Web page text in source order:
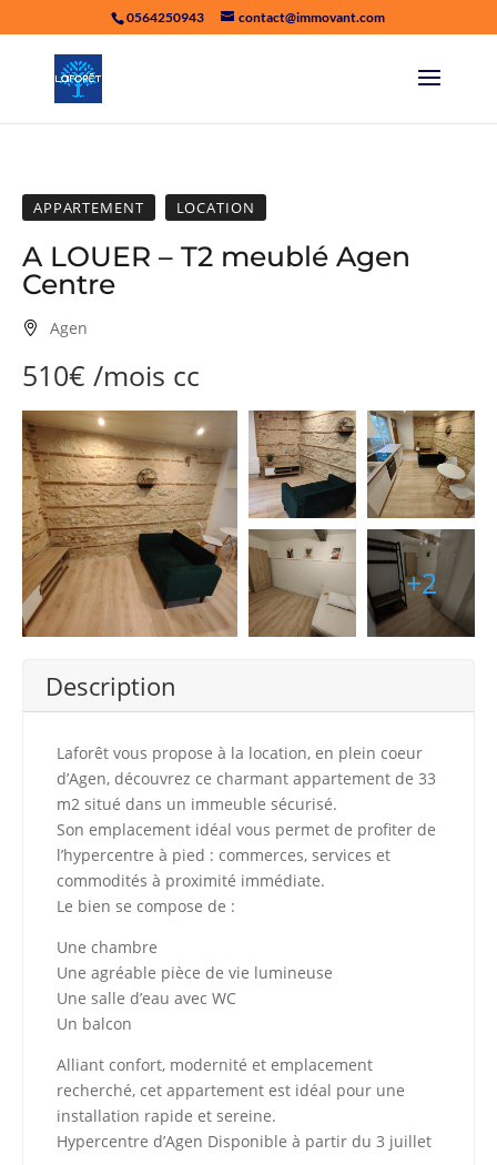
0564250943 contact@immovant.com
APPARTEMENT LOCATION
A LOUER – T2 meublé Agen
Centre
Agen
510€ /mois cc
+2
Description
Laforêt vous propose à la location, en plein coeur
d’Agen, découvrez ce charmant appartement de 33
m2 situé dans un immeuble sécurisé.
Son emplacement idéal vous permet de profiter de
l’hypercentre à pied : commerces, services et
commodités à proximité immédiate.
Le bien se compose de :
Une chambre
Une agréable pièce de vie lumineuse
Une salle d’eau avec WC
Un balcon
Alliant confort, modernité et emplacement
recherché, cet appartement est idéal pour une
installation rapide et sereine.
Hypercentre d’Agen Disponible à partir du 3 juillet